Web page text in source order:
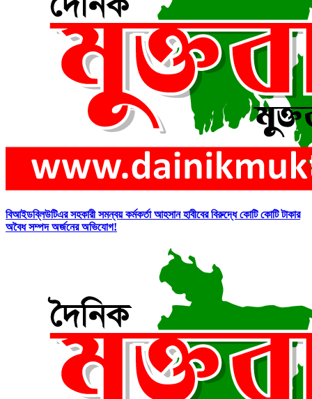
বিআইডব্লিউটিএর সহকারী সমন্বয় কর্মকর্তা আহসান হাবীবের বিরুদ্ধে কোটি কোটি টাকার
অবৈধ সম্পদ অর্জনের অভিযোগ!